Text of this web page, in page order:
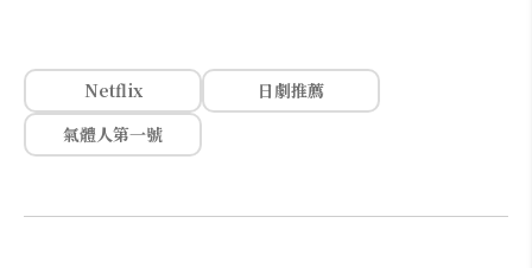
Netflix
日劇推薦
氣體人第一號